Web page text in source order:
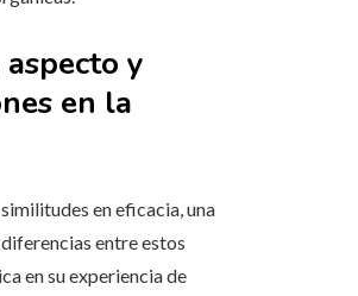
y
en la
en eficacia, una
entre estos
en su experiencia de